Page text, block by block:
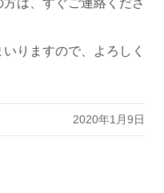
は、すぐご連絡くださ
りますので、よろしく
2020年1月9日